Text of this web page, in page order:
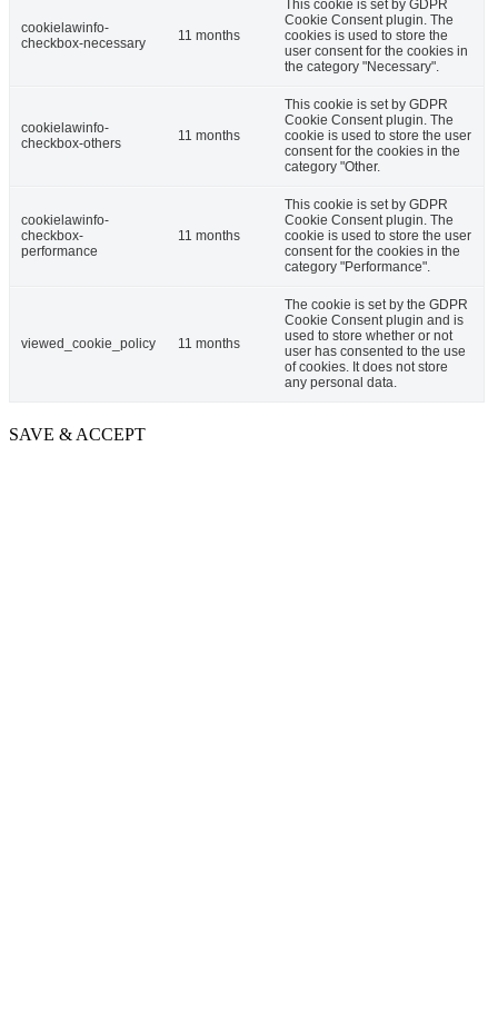
cookielawinfo-
checkbox-necessary
11 months
This cookie is set by GDPR
Cookie Consent plugin. The
cookies is used to store the
user consent for the cookies in
the category "Necessary".
cookielawinfo-
checkbox-others
11 months
This cookie is set by GDPR
Cookie Consent plugin. The
cookie is used to store the user
consent for the cookies in the
category "Other.
cookielawinfo-
checkbox-
performance
11 months
This cookie is set by GDPR
Cookie Consent plugin. The
cookie is used to store the user
consent for the cookies in the
category "Performance".
viewed_cookie_policy 11 months
The cookie is set by the GDPR
Cookie Consent plugin and is
used to store whether or not
user has consented to the use
of cookies. It does not store
any personal data.
SAVE & ACCEPT